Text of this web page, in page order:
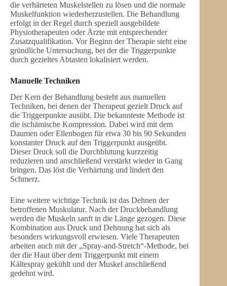
die verhärteten Muskelstellen zu lösen und die normale
Muskelfunktion wiederherzustellen. Die Behandlung
erfolgt in der Regel durch speziell ausgebildete
Physiotherapeuten oder Ärzte mit entsprechender
Zusatzqualifikation. Vor Beginn der Therapie steht eine
gründliche Untersuchung, bei der die Triggerpunkte
durch gezieltes Abtasten lokalisiert werden.
Manuelle Techniken
Der Kern der Behandlung besteht aus manuellen
Techniken, bei denen der Therapeut gezielt Druck auf
die Triggerpunkte ausübt. Die bekannteste Methode ist
die ischämische Kompression. Dabei wird mit dem
Daumen oder Ellenbogen für etwa 30 bis 90 Sekunden
konstanter Druck auf den Triggerpunkt ausgeübt.
Dieser Druck soll die Durchblutung kurzzeitig
reduzieren und anschließend verstärkt wieder in Gang
bringen. Das löst die Verhärtung und lindert den
Schmerz.
Eine weitere wichtige Technik ist das Dehnen der
betroffenen Muskulatur. Nach der Druckbehandlung
werden die Muskeln sanft in die Länge gezogen. Diese
Kombination aus Druck und Dehnung hat sich als
besonders wirkungsvoll erwiesen. Viele Therapeuten
arbeiten auch mit der „Spray-and-Stretch“-Methode, bei
der die Haut über dem Triggerpunkt mit einem
Kältespray gekühlt und der Muskel anschließend
gedehnt wird.